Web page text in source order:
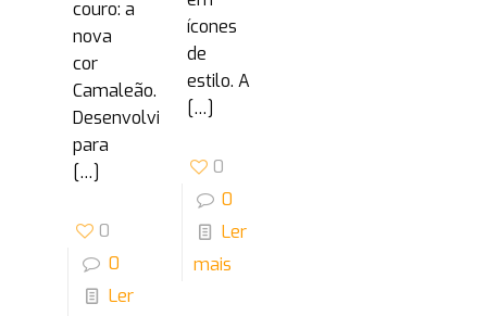
couro: a
nova
cor
Camaleão.
Desenvolvida
para
[…]
0
0
Ler
ícones
de
estilo. A
[…]
0
0
Ler
mais